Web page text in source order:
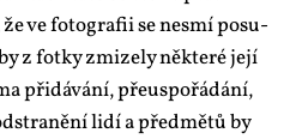
ve fo­to­gra­fii se ne­smí po­su­
z fot­ky zmi­ze­ly ně­kte­ré je­jí
při­dá­vá­ní, pře­u­spo­řá­dá­ní,
li­dí a před­mě­tů by